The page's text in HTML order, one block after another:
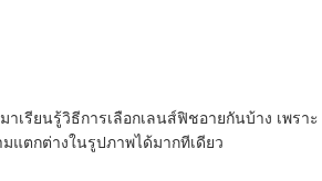
เรียนรู้วิธีการเลือกเลนส์ฟิชอายกันบ้าง เพราะ
แตกต่างในรูปภาพได้มากทีเดียว